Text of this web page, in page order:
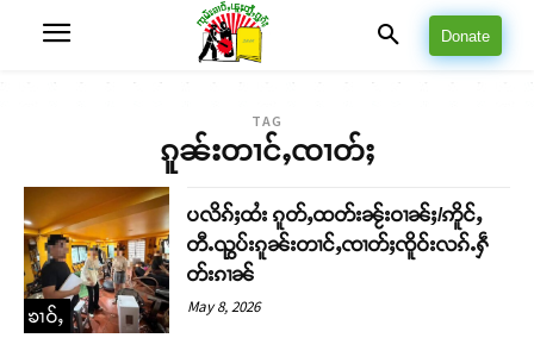
Donate
TAG
ၵူၼ်းတၢင်ႇၸၢတ်ႈ
ၶၢဝ်ႇ
ပလိၵ်ႈထႆး ၵူတ်ႇထတ်းၼႂ်းဝၢၼ်ႈ/ဢိူင်ႇ
တီႉၺွပ်းၵူၼ်းတၢင်ႇၸၢတ်ႈၸိူဝ်းလၵ်ႉႁဵ
တ်းၵၢၼ်
May 8, 2026